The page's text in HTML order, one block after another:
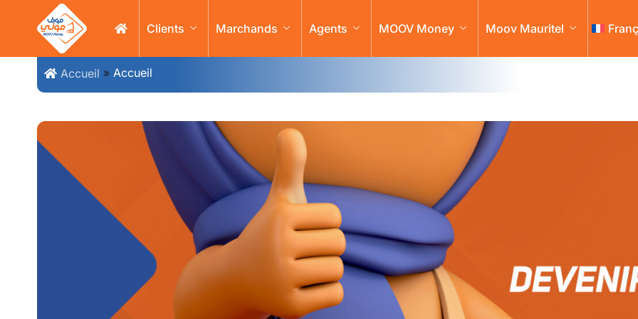
Clients Marchands Agents MOOV Money Moov Mauritel
Accueil » Accueil